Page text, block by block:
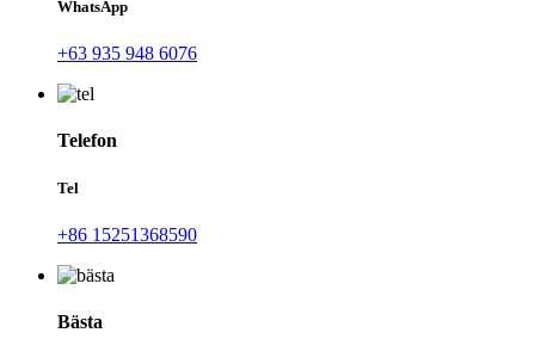
WhatsApp
+63 935 948 6076
Telefon
Tel
+86 15251368590
Bästa